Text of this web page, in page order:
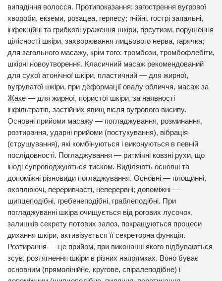
випадіння волосся. Протипоказання: загострення вугрової
хвороби, екземи, розацеа, герпесу; гнійні, гострі запальні,
інфекційні та грибкові ураження шкіри, гірсутизм, порушення
цілісності шкіри, захворювання лицьового нерва, гарячка;
для загального масажу, крім того: тромбози, тромбофлебіти,
шкірні новоутворення. Класичний масаж рекомендований
для сухої атонічної шкіри, пластичний — для жирної,
вугруватої шкіри, при деформації овалу обличчя, масаж за
Жаке — для жирної, пористої шкіри, за наявності
інфільтратів, застійних явищ після вугрового висипу.
Основні прийоми масажу — погладжування, розминання,
розтирання, ударні прийоми (постукування), вібрація
(струшування), які комбінуються і виконуються в певній
послідовності. Погладжування — ритмічні ковзні рухи, що
іноді супроводжуються тиском. Виділяють основні та
допоміжні різновиди погладжування. Основні — площинні,
охоплюючі, переривчасті, неперервні; допоміжні —
щипцеподібні, гребенеподібні, граблеподібні. При
погладжуванні шкіра очищується від рогових лусочок,
залишків секрету потових залоз, покращуються процеси
дихання шкіри, активізується її секреторна функція.
Розтирання — це прийом, при виконанні якого відбуваються
зсув, розтягнення шкіри в різних напрямках. Воно буває
основним (прямолінійне, кругове, спіралеподібне) і